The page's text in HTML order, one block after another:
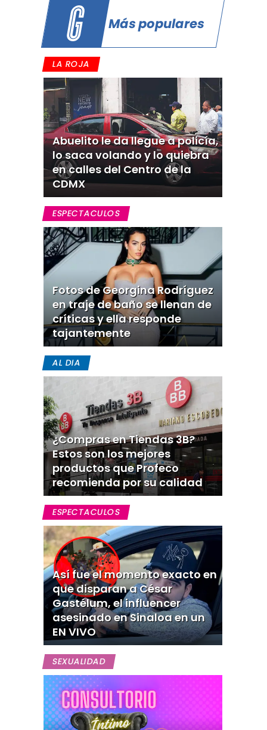
Más populares
LA ROJA
Abuelito le da llegue a policía,
lo saca volando y lo quiebra
en calles del Centro de la
CDMX
ESPECTACULOS
Fotos de Georgina Rodríguez
en traje de baño se llenan de
críticas y ella responde
tajantemente
AL DIA
¿Compras en Tiendas 3B?
Estos son los mejores
productos que Profeco
recomienda por su calidad
ESPECTACULOS
Así fue el momento exacto en
que disparan a César
Gastélum, el influencer
asesinado en Sinaloa en un
EN VIVO
SEXUALIDAD